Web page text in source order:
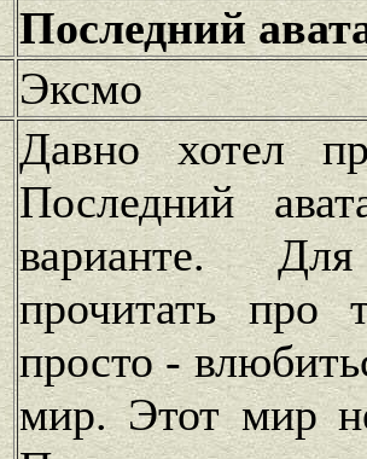
Последний
Эксмо
Давно хотел
Последний
варианте.
прочитать про
просто -
мир. Этот мир